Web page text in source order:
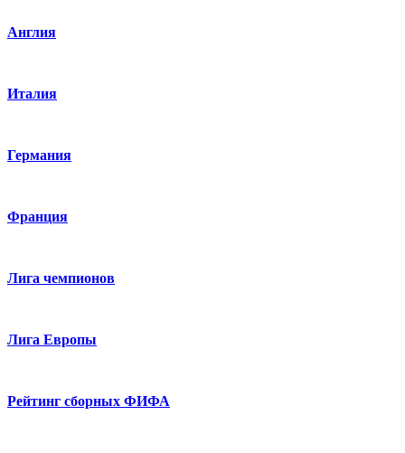
Англия
Италия
Германия
Франция
Лига чемпионов
Лига Европы
Рейтинг сборных ФИФА